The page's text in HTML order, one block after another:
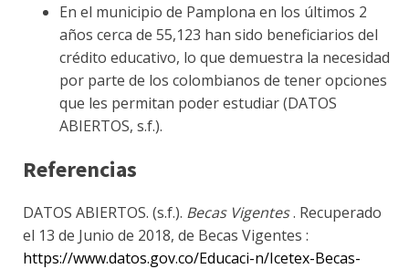
En el municipio de Pamplona en los últimos 2
años cerca de 55,123 han sido beneficiarios del
crédito educativo, lo que demuestra la necesidad
por parte de los colombianos de tener opciones
que les permitan poder estudiar (DATOS
ABIERTOS, s.f.).
Referencias
DATOS ABIERTOS. (s.f.). Becas Vigentes. Recuperado
el 13 de Junio de 2018, de Becas Vigentes :
https://www.datos.gov.co/Educaci-n/Icetex-Becas-